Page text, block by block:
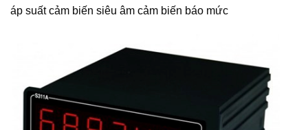
áp suất cảm biến siêu âm cảm biến báo mức